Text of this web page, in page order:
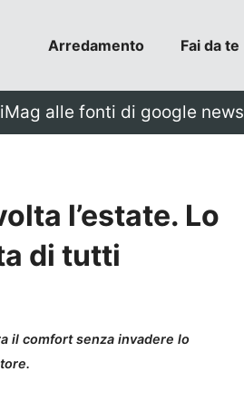
Arredamento Fai da te
alle fonti di google news
l’estate. Lo
di tutti
il comfort senza invadere lo